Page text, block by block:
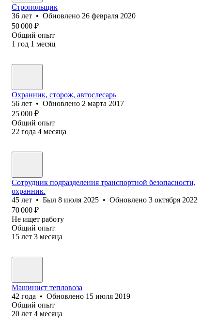
Стропольщик
36 лет • Обновлено 26 февраля 2020
50 000 ₽
Общий опыт
1 год 1 месяц
Охранник, сторож, автослесарь
56 лет • Обновлено 2 марта 2017
25 000 ₽
Общий опыт
22 года 4 месяца
Сотрудник подразделения транспортной безопасности,
охранник.
45 лет • Был 8 июля 2025 • Обновлено 3 октября 2022
70 000 ₽
Не ищет работу
Общий опыт
15 лет 3 месяца
Машинист тепловоза
42 года • Обновлено 15 июля 2019
Общий опыт
20 лет 4 месяца